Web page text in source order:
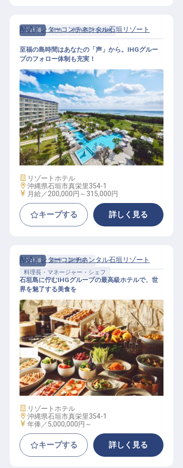
正社員 宿泊 宿泊部門その他
インスタントサービス（電話オペレ
ーター）│年休120日／福利厚生充実
ANAインターコンチネンタル石垣リゾート
至福の島時間はあなたの「声」から。IHGグルー
プのフォロー体制も充実！
施設業態
リゾートホテル
勤務地
沖縄県石垣市真栄里354-1
給与
月給／200,000円～ 315,000円
キープする 詳しく見る
正社員
調理（調理師）
料理長・マネージャー・シェフ
副総料理長│寮あり／年間休日120日
／福利厚生充実／年俸500万円～
ANAインターコンチネンタル石垣リゾート
石垣島に佇むIHGグループの最高級ホテルで、世
界を魅了する美食を
施設業態
リゾートホテル
勤務地
沖縄県石垣市真栄里354-1
給与
年俸／5,000,000円～
キープする 詳しく見る